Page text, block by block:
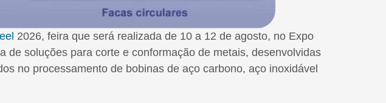
2026, feira que será realizada de 10 a 12 de agosto, no Expo
de soluções para corte e conformação de metais, desenvolvidas
no processamento de bobinas de aço carbono, aço inoxidável